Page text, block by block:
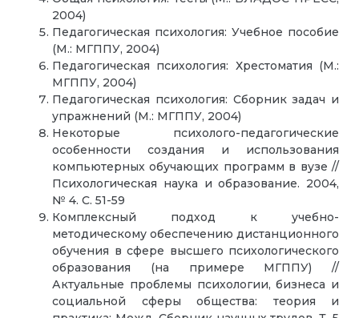
2004)
Педагогическая психология: Учебное пособие
(М.: МГППУ, 2004)
Педагогическая психология: Хрестоматия (М.:
МГППУ, 2004)
Педагогическая психология: Сборник задач и
упражнений (М.: МГППУ, 2004)
Некоторые психолого-педагогические
особенности создания и использования
компьютерных обучающих программ в вузе //
Психологическая наука и образование. 2004,
№ 4. С. 51-59
Комплексный подход к учебно-
методическому обеспечению дистанционного
обучения в сфере высшего психологического
образования (на примере МГППУ) //
Актуальные проблемы психологии, бизнеса и
социальной сферы общества: теория и